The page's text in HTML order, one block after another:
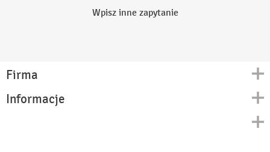
Wpisz inne zapytanie
Firma
Kontakt
Informacje